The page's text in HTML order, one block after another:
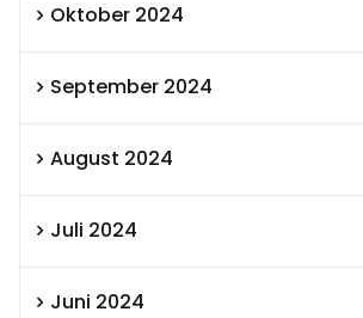
Oktober 2024
September 2024
August 2024
Juli 2024
Juni 2024